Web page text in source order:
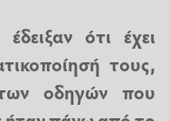
ότι έχει
τους,
οδηγών που